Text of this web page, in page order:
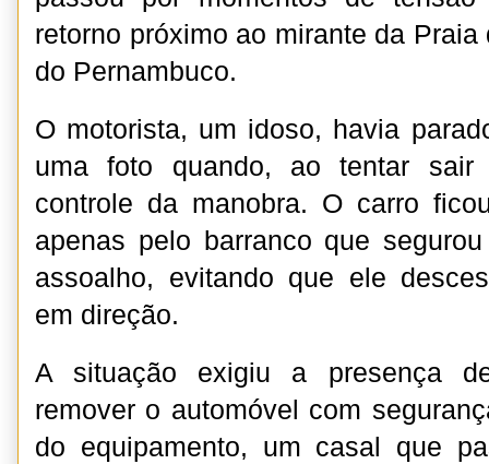
retorno próximo ao mirante da
do Pernambuco.
O motorista, um idoso, havia
uma foto quando, ao tentar
controle da manobra. O carro
apenas pelo barranco que
assoalho, evitando que ele
em direção.
A situação exigiu a presença
remover o automóvel com
do equipamento, um casal que